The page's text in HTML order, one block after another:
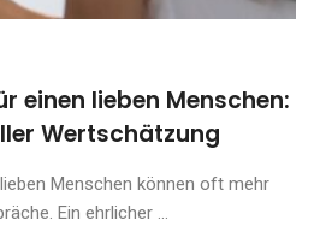
einen lieben Menschen:
Wertschätzung
Menschen können oft mehr
Ein ehrlicher ...